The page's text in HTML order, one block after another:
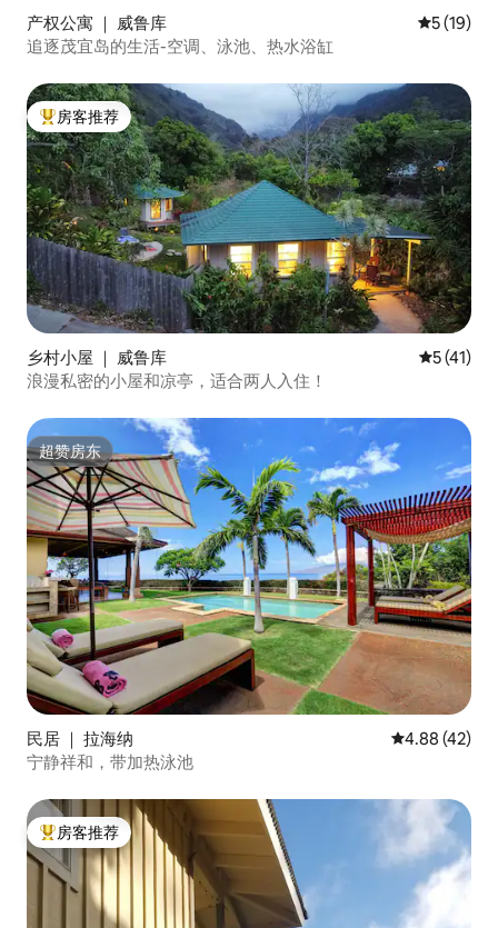
产权公寓 ｜ 威鲁库 平均评分
5 (19)
追逐茂宜岛的生活-空调、泳池、热水浴缸
热门「房客推荐」
房客推荐
乡村小屋 ｜ 威鲁库 平均评分
5 (41)
浪漫私密的小屋和凉亭，适合两人入住！
超赞房东
超赞房东
民居 ｜ 拉海纳 平均评分
4.88 (42)
宁静祥和，带加热泳池
热门「房客推荐」
房客推荐